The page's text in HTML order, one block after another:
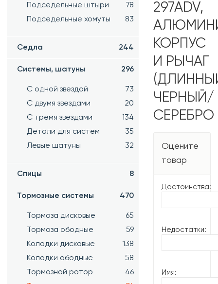
Подседельные штыри
78
Подседельные хомуты
83
Седла 244
Системы, шатуны 296
С одной звездой
73
С двумя звездами
20
С тремя звездами
134
Детали для систем
35
Левые шатуны
32
Спицы 8
Тормозные системы 470
Тормоза дисковые
65
Тормоза ободные
59
Колодки дисковые
138
Колодки ободные
58
Тормозной ротор
46
297ADV,
КОРПУС
И РЫЧАГ
ЧЕРНЫЙ/
СЕРЕБРО
Оцените
товар
Достоинства:
Недостатки:
Имя: